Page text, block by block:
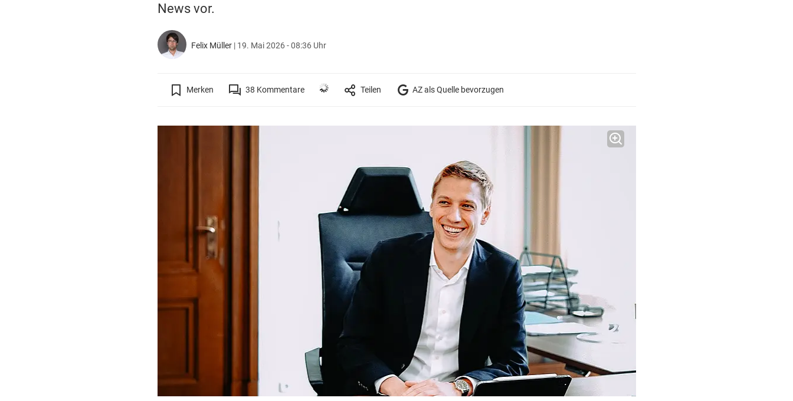
News vor.
Felix Müller | 19. Mai 2026 - 08:36 Uhr
Merken 38 Kommentare Teilen AZ als Quelle bevorzugen